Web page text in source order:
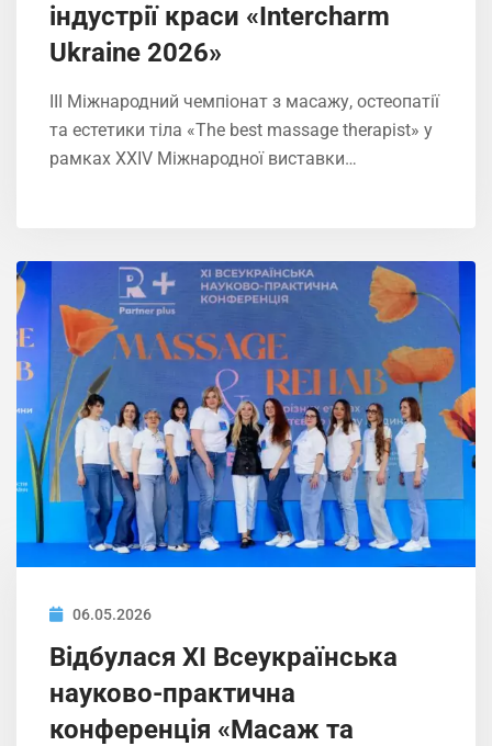
індустрії краси «Intercharm
Ukrainе 2026»
ІIІ Міжнародний чемпіонат з масажу, остеопатії
та естетики тіла «The best massage therapist» у
рамках XXIV Міжнародної виставки…
06.05.2026
Відбулася ХІ Всеукраїнська
науково-практична
конференція «Масаж та